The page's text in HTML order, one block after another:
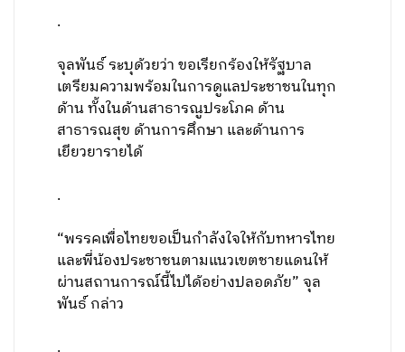
.
จุลพันธ์ ระบุด้วยว่า ขอเรียกร้องให้รัฐบาล
เตรียมความพร้อมในการดูแลประชาชนในทุก
ด้าน ทั้งในด้านสาธารณูประโภค ด้าน
สาธารณสุข ด้านการศึกษา และด้านการ
เยียวยารายได้
.
“พรรคเพื่อไทยขอเป็นกำลังใจให้กับทหารไทย
และพี่น้องประชาชนตามแนวเขตชายแดนให้
ผ่านสถานการณ์นี้ไปได้อย่างปลอดภัย” จุล
พันธ์ กล่าว